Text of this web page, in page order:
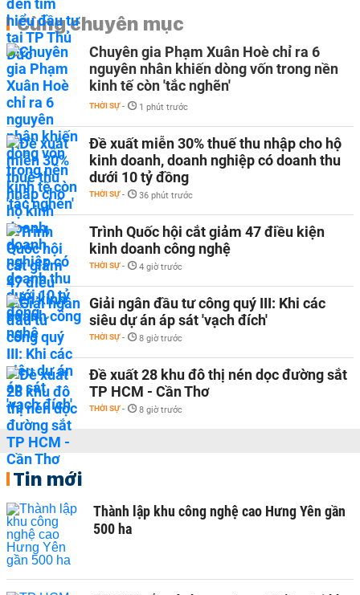
Cùng chuyên mục
Chuyên gia Phạm Xuân Hoè chỉ ra 6
nguyên nhân khiến dòng vốn trong nền
kinh tế còn 'tắc nghẽn'
THỜI SỰ - 1 phút trước
Đề xuất miễn 30% thuế thu nhập cho hộ
kinh doanh, doanh nghiệp có doanh thu
dưới 10 tỷ đồng
THỜI SỰ - 36 phút trước
Trình Quốc hội cắt giảm 47 điều kiện
kinh doanh công nghệ
THỜI SỰ - 4 giờ trước
Giải ngân đầu tư công quý III: Khi các
siêu dự án áp sát 'vạch đích'
THỜI SỰ - 8 giờ trước
Đề xuất 28 khu đô thị nén dọc đường sắt
TP HCM - Cần Thơ
THỜI SỰ - 8 giờ trước
Tin mới
Thành lập khu công nghệ cao Hưng Yên gần
500 ha